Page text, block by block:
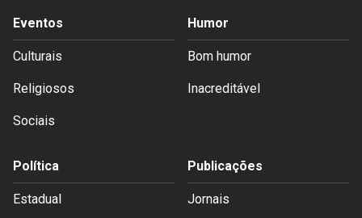
Eventos
Culturais
Religiosos
Sociais
Humor
Bom humor
Inacreditável
Política
Estadual
Publicações
Jornais